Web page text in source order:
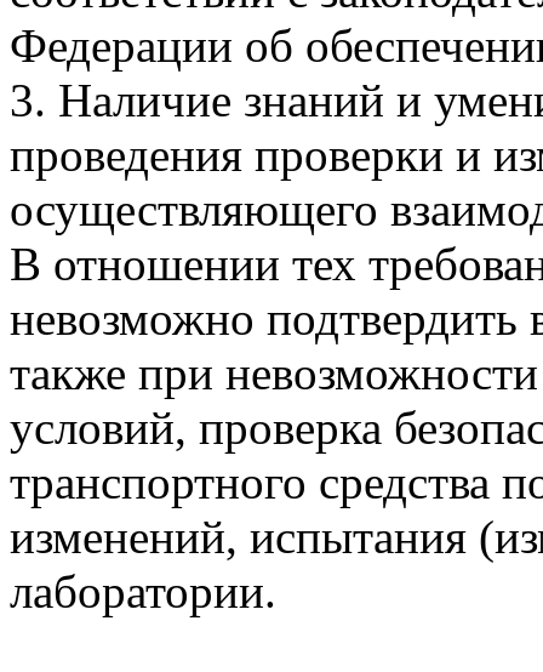
Федерации об
3. Наличие знаний и
проведения проверки и
осуществляющего
В отношении тех
невозможно
также при
условий, проверка
транспортного средства
изменений, испытания
лаборатории.